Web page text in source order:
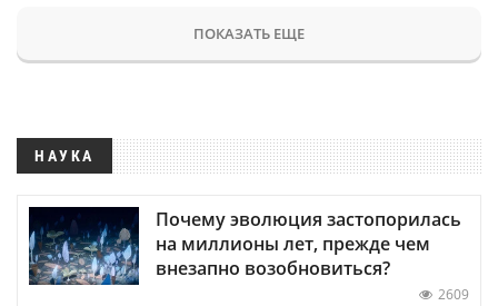
ПОКАЗАТЬ ЕЩЕ
НАУКА
Почему эволюция застопорилась
на миллионы лет, прежде чем
внезапно возобновиться?
2609